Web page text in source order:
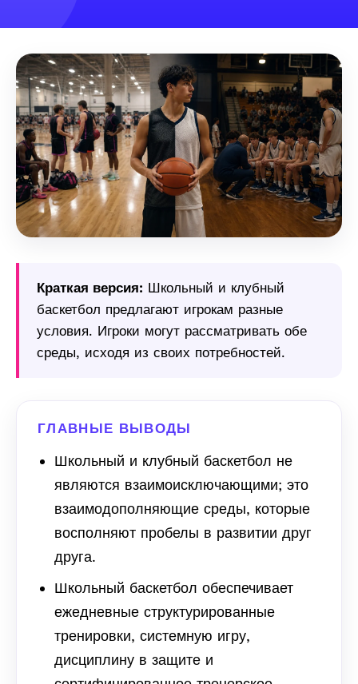
Краткая версия: Школьный и клубный
баскетбол предлагают игрокам разные
условия. Игроки могут рассматривать обе
среды, исходя из своих потребностей.
ГЛАВНЫЕ ВЫВОДЫ
Школьный и клубный баскетбол не
являются взаимоисключающими; это
взаимодополняющие среды, которые
восполняют пробелы в развитии друг
друга.
Школьный баскетбол обеспечивает
ежедневные структурированные
тренировки, системную игру,
дисциплину в защите и